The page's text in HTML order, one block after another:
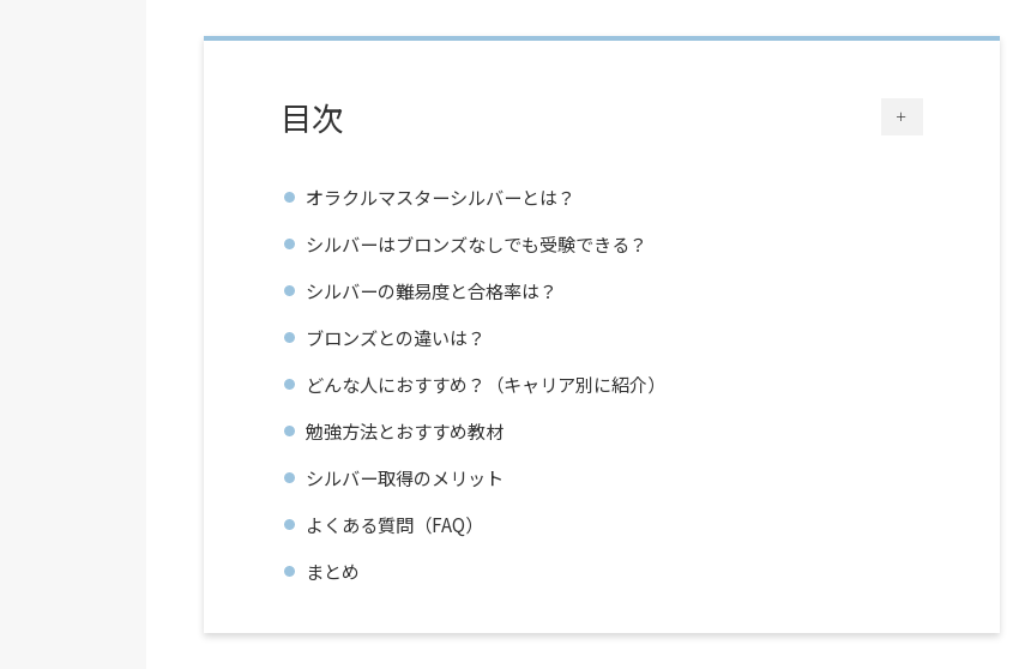
＋
目次
オラクルマスターシルバーとは？
シルバーはブロンズなしでも受験できる？
シルバーの難易度と合格率は？
ブロンズとの違いは？
どんな人におすすめ？（キャリア別に紹介）
勉強方法とおすすめ教材
シルバー取得のメリット
よくある質問（FAQ）
まとめ